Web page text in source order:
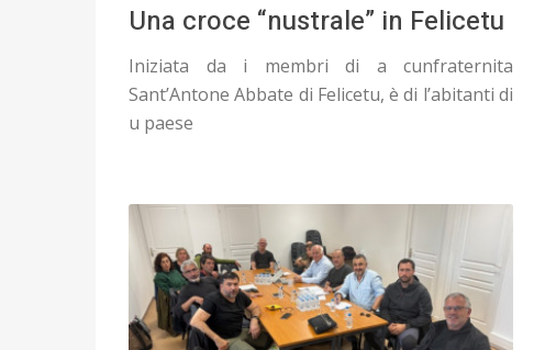
Una croce “nustrale” in Felicetu
Iniziata da i membri di a cunfraternita
Sant’Antone Abbate di Felicetu, è di l’abitanti di
u paese